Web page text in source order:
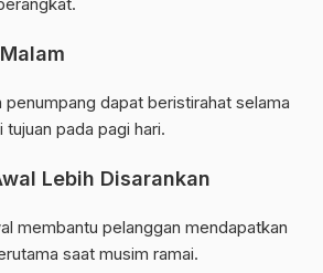
penumpang dapat beristirahat selama
pada pagi hari.
Lebih Disarankan
membantu pelanggan mendapatkan
saat musim ramai.